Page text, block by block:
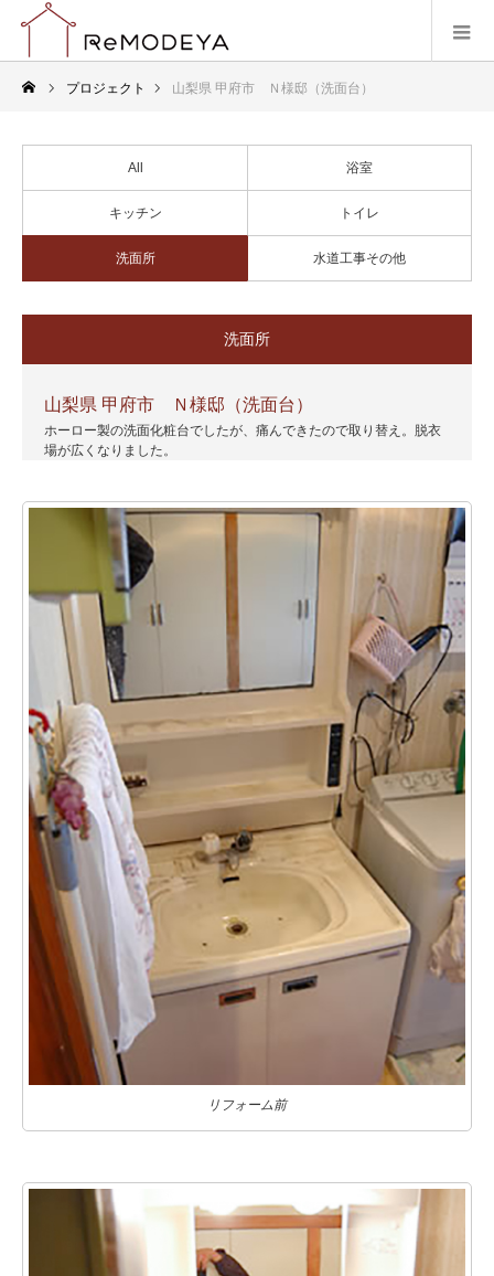
プロジェクト 山梨県 甲府市 Ｎ様邸（洗面台）
All 浴室
キッチン トイレ
洗面所 水道工事その他
洗面所
山梨県 甲府市 Ｎ様邸（洗面台）
ホーロー製の洗面化粧台でしたが、痛んできたので取り替え。脱衣
場が広くなりました。
リフォーム前